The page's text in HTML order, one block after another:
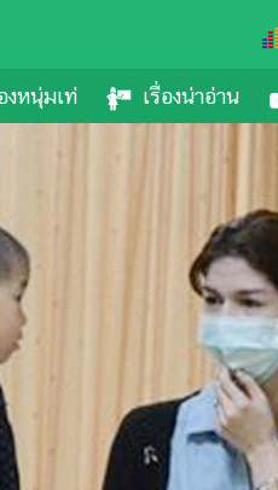
งหนุ่มเท่ เรื่องน่าอ่าน